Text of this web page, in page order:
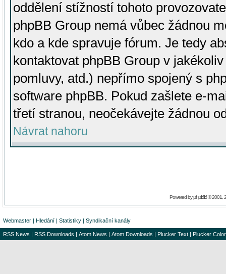
oddělení stížností tohoto
phpBB Group nemá vůbec žádnou
kdo a kde spravuje fórum. Je tedy
kontaktovat phpBB Group v
pomluvy, atd.) nepřímo spojený s
software phpBB. Pokud zašlete e-
třetí stranou, neočekávejte žádnou
Návrat nahoru
Powered byphpBB© 2001,
Webmaster | Hledání | Statistiky | Syndikační kanály
RSS News | RSS Downloads | Atom News | Atom Downloads | Plucker Text | Plucker Color